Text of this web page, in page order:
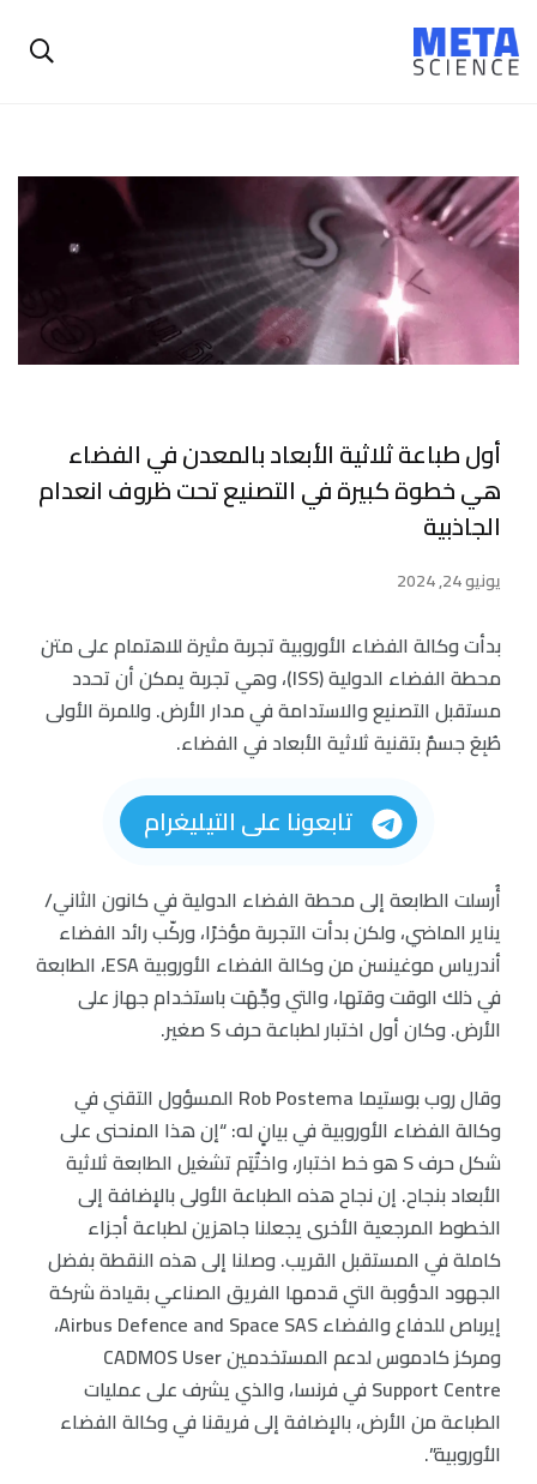
أول طباعة ثلاثية الأبعاد بالمعدن في الفضاء
هي خطوة كبيرة في التصنيع تحت ظروف انعدام
الجاذبية
يونيو 24, 2024
بدأت وكالة الفضاء الأوروبية تجربة مثيرة للاهتمام على متن
محطة الفضاء الدولية (ISS)، وهي تجربة يمكن أن تحدد
مستقبل التصنيع والاستدامة في مدار الأرض. وللمرة الأولى
طُبِعَ جسمٌ بتقنية ثلاثية الأبعاد في الفضاء.
تابعونا على التيليغرام
أُرسلت الطابعة إلى محطة الفضاء الدولية في كانون الثاني/
يناير الماضي، ولكن بدأت التجربة مؤخرًا، وركّب رائد الفضاء
أندرياس موغينسن من وكالة الفضاء الأوروبية ESA، الطابعة
في ذلك الوقت وقتها، والتي وجِّهَت باستخدام جهاز على
الأرض. وكان أول اختبار لطباعة حرف S صغير.
وقال روب بوستيما Rob Postema المسؤول التقني في
وكالة الفضاء الأوروبية في بيانٍ له: “إن هذا المنحنى على
شكل حرف S هو خط اختبار، واختُتِم تشغيل الطابعة ثلاثية
الأبعاد بنجاح. إن نجاح هذه الطباعة الأولى بالإضافة إلى
الخطوط المرجعية الأخرى يجعلنا جاهزين لطباعة أجزاء
كاملة في المستقبل القريب. وصلنا إلى هذه النقطة بفضل
الجهود الدؤوبة التي قدمها الفريق الصناعي بقيادة شركة
إيرباص للدفاع والفضاء Airbus Defence and Space SAS،
ومركز كادموس لدعم المستخدمين CADMOS User
Support Centre في فرنسا، والذي يشرف على عمليات
الطباعة من الأرض، بالإضافة إلى فريقنا في وكالة الفضاء
الأوروبية”.